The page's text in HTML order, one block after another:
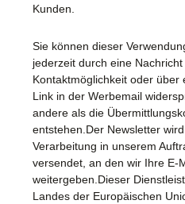
Kunden.
Sie können dieser
jederzeit durch eine
Kontaktmöglichkeit oder über
Link in der Werbemail
andere als die
entstehen.Der Newsletter
Verarbeitung in unserem
versendet, an den wir Ihre E-
weitergeben.Dieser
Landes der Europäischen